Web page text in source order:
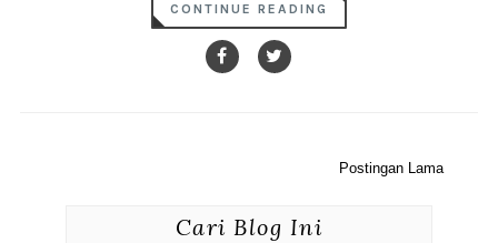
CONTINUE READING
Postingan Lama
Cari Blog Ini